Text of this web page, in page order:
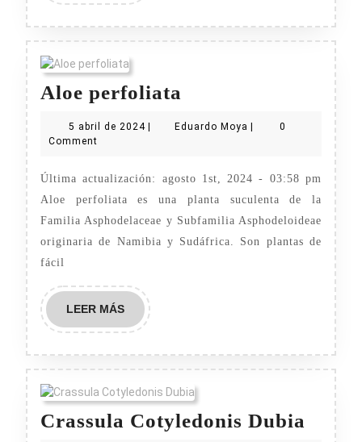
Aloe perfoliata
5 abril de 20245
Eduardo Moya Eduardo
0
Comment
Última actualización: agosto 1st, 2024 - 03:58 pm
Aloe perfoliata es una planta suculenta de la
Familia Asphodelaceae y Subfamilia Asphodeloideae
originaria de Namibia y Sudáfrica. Son plantas de
fácil
LEER MÁSLEER
MÁS
Crassula Cotyledonis Dubia